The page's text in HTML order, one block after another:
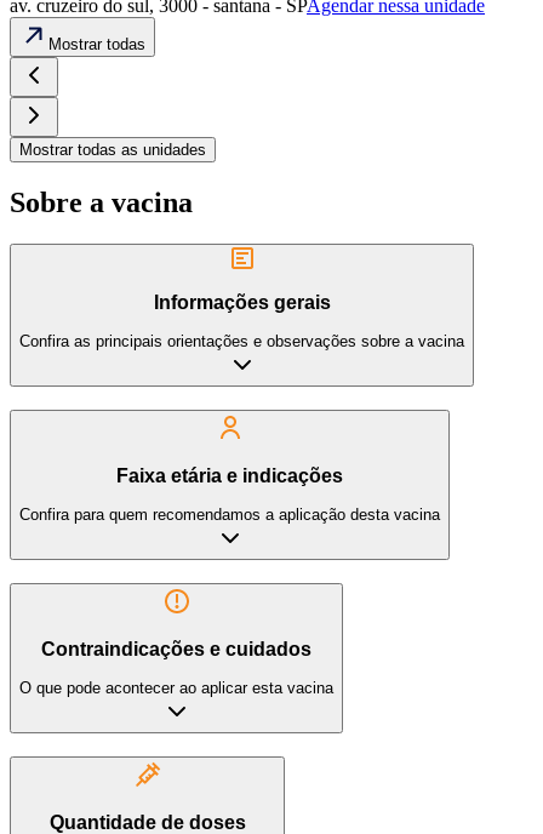
av. cruzeiro do sul, 3000 - santana - SPAgendar nessa unidade
Mostrar todas
Mostrar todas as unidades
Sobre a vacina
Informações gerais
Confira as principais orientações e observações sobre a vacina
Faixa etária e indicações
Confira para quem recomendamos a aplicação desta vacina
Contraindicações e cuidados
O que pode acontecer ao aplicar esta vacina
Quantidade de doses